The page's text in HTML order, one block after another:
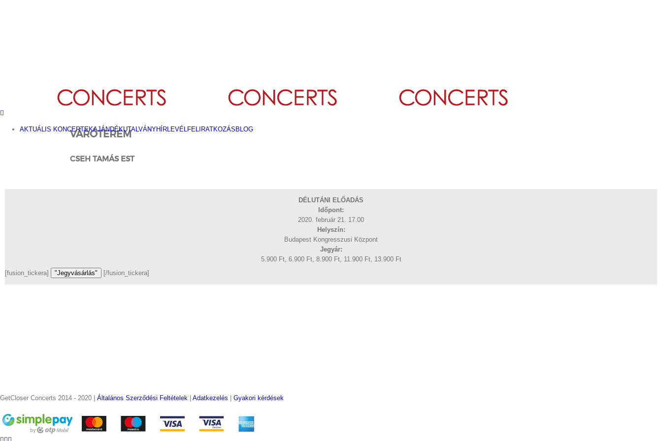
AKTUÁLIS KONCERTEKAJÁNDÉKUTALVÁNYHÍRLEVÉLFELIRATKOZÁS BLOG
VÁRÓTEREM
CSEH TAMÁS EST
DÉLUTÁNI ELŐADÁS
Időpont:
2020. február 21. 17.00
Helyszín:
Budapest Kongresszusi Központ
Jegyár:
5.900 Ft, 6.900 Ft, 8.900 Ft, 11.900 Ft, 13.900 Ft
[fusion_tickera]
"Jegyvásárlás" [/fusion_tickera]
GetCloser Concerts 2014 - 2020 | Általános Szerződési Feltételek Adatkezelés Gyakori kérdések
Facebook
Instagram
YouTube